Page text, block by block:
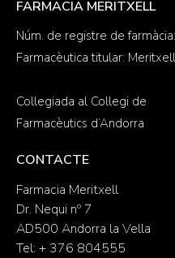
FARMACIA MERITXELL
Núm. de registre de
Farmacèutica titular:
Col·legiada al Col·legi de
Farmacèutics d’Andorra
CONTACTE
Farmacia Meritxell
Dr. Nequi nº 7
AD500 Andorra la Vella
Tel: + 376 804555